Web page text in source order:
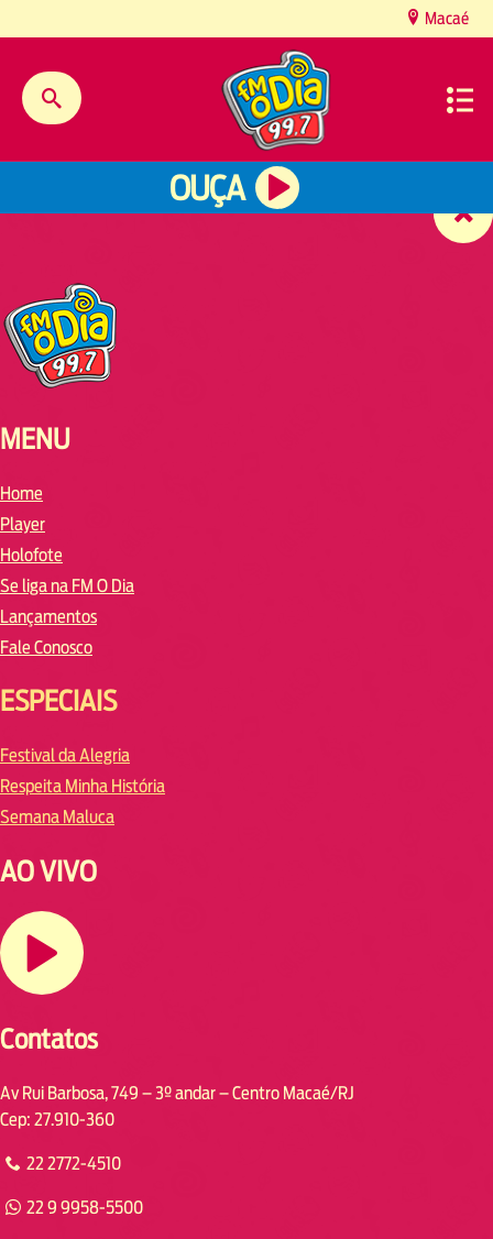
Macaé
OUÇA
MENU
Home
Player
Holofote
Se liga na FM O Dia
Lançamentos
Fale Conosco
ESPECIAIS
Festival da Alegria
Respeita Minha História
Semana Maluca
AO VIVO
Contatos
Av Rui Barbosa, 749 – 3º andar – Centro Macaé/RJ
Cep: 27.910-360
22 2772-4510
22 9 9958-5500